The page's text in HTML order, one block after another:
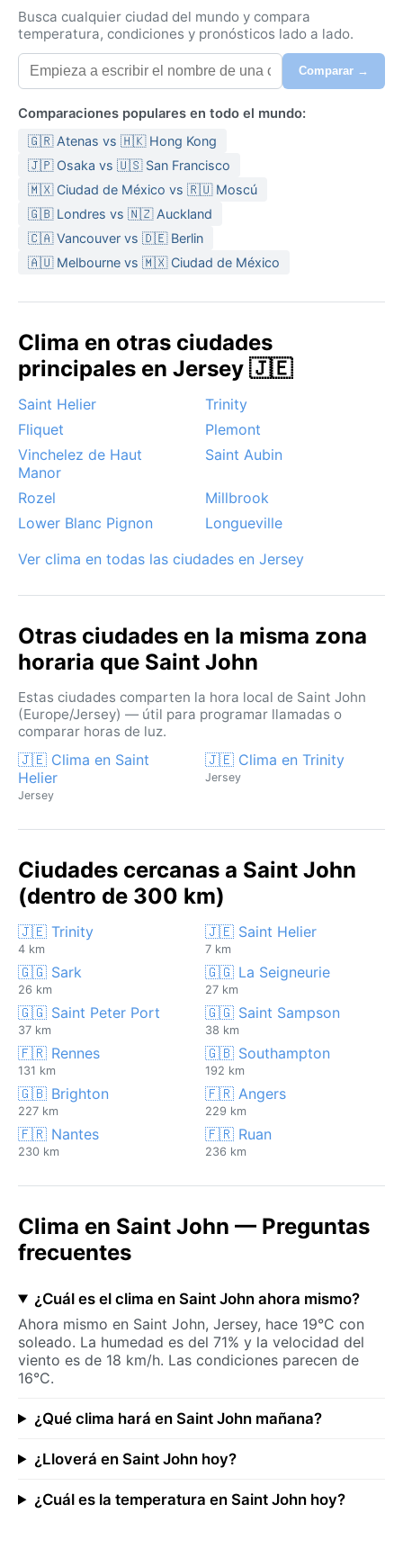
Busca cualquier ciudad del mundo y compara
temperatura, condiciones y pronósticos lado a lado.
Comparar →
Comparaciones populares en todo el mundo:
🇬🇷 Atenas vs 🇭🇰 Hong Kong
🇯🇵 Osaka vs 🇺🇸 San Francisco
🇲🇽 Ciudad de México vs 🇷🇺 Moscú
🇬🇧 Londres vs 🇳🇿 Auckland
🇨🇦 Vancouver vs 🇩🇪 Berlin
🇦🇺 Melbourne vs 🇲🇽 Ciudad de México
Clima en otras ciudades
principales en Jersey 🇯🇪
Saint Helier
Trinity
Fliquet
Plemont
Vinchelez de Haut
Manor
Saint Aubin
Rozel
Millbrook
Lower Blanc Pignon
Longueville
Ver clima en todas las ciudades en Jersey
Otras ciudades en la misma zona
horaria que Saint John
Estas ciudades comparten la hora local de Saint John
(Europe/Jersey) — útil para programar llamadas o
comparar horas de luz.
🇯🇪 Clima en Saint
Helier
Jersey
🇯🇪 Clima en Trinity
Jersey
Ciudades cercanas a Saint John
(dentro de 300 km)
🇯🇪 Trinity
4 km
🇯🇪 Saint Helier
7 km
🇬🇬 Sark
26 km
🇬🇬 La Seigneurie
27 km
🇬🇬 Saint Peter Port
37 km
🇬🇬 Saint Sampson
38 km
🇫🇷 Rennes
131 km
🇬🇧 Southampton
192 km
🇬🇧 Brighton
227 km
🇫🇷 Angers
229 km
🇫🇷 Nantes
230 km
🇫🇷 Ruan
236 km
Clima en Saint John — Preguntas
frecuentes
¿Cuál es el clima en Saint John ahora mismo?
Ahora mismo en Saint John, Jersey, hace 19°C con
soleado. La humedad es del 71% y la velocidad del
viento es de 18 km/h. Las condiciones parecen de
16°C.
¿Qué clima hará en Saint John mañana?
¿Lloverá en Saint John hoy?
¿Cuál es la temperatura en Saint John hoy?